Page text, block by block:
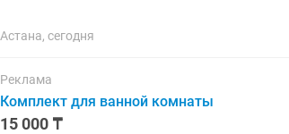
Астана, сегодня
Реклама
Комплект для ванной комнаты
15 000 ₸